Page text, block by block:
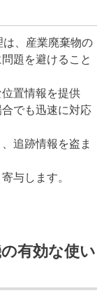
、産業廃棄物の
題を避けること
置情報を提供
でも迅速に対応
追跡情報を盗ま
与します。
有効な使い